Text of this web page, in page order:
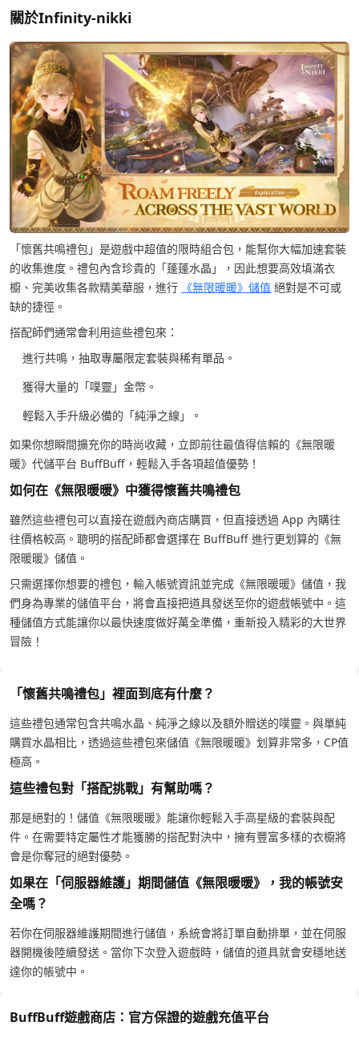
關於Infinity-nikki
「懷舊共鳴禮包」是遊戲中超值的限時組合包，能幫你大幅加速套裝
的收集進度。禮包內含珍貴的「蓬蓬水晶」，因此想要高效填滿衣
櫥、完美收集各款精美華服，進行 《無限暖暖》儲值 絕對是不可或
缺的捷徑。
搭配師們通常會利用這些禮包來：
進行共鳴，抽取專屬限定套裝與稀有單品。
獲得大量的「噗靈」金幣。
輕鬆入手升級必備的「純淨之線」。
如果你想瞬間擴充你的時尚收藏，立即前往最值得信賴的《無限暖
暖》代儲平台 BuffBuff，輕鬆入手各項超值優勢！
如何在《無限暖暖》中獲得懷舊共鳴禮包
雖然這些禮包可以直接在遊戲內商店購買，但直接透過 App 內購往
往價格較高。聰明的搭配師都會選擇在 BuffBuff 進行更划算的《無
限暖暖》儲值。
只需選擇你想要的禮包，輸入帳號資訊並完成《無限暖暖》儲值，我
們身為專業的儲值平台，將會直接把道具發送至你的遊戲帳號中。這
種儲值方式能讓你以最快速度做好萬全準備，重新投入精彩的大世界
冒險！
「懷舊共鳴禮包」裡面到底有什麼？
這些禮包通常包含共鳴水晶、純淨之線以及額外贈送的噗靈。與單純
購買水晶相比，透過這些禮包來儲值《無限暖暖》划算非常多，CP值
極高。
這些禮包對「搭配挑戰」有幫助嗎？
那是絕對的！儲值《無限暖暖》能讓你輕鬆入手高星級的套裝與配
件。在需要特定屬性才能獲勝的搭配對決中，擁有豐富多樣的衣櫥將
會是你奪冠的絕對優勢。
如果在「伺服器維護」期間儲值《無限暖暖》，我的帳號安
全嗎？
若你在伺服器維護期間進行儲值，系統會將訂單自動排單，並在伺服
器開機後陸續發送。當你下次登入遊戲時，儲值的道具就會安穩地送
達你的帳號中。
BuffBuff遊戲商店：官方保證的遊戲充值平台